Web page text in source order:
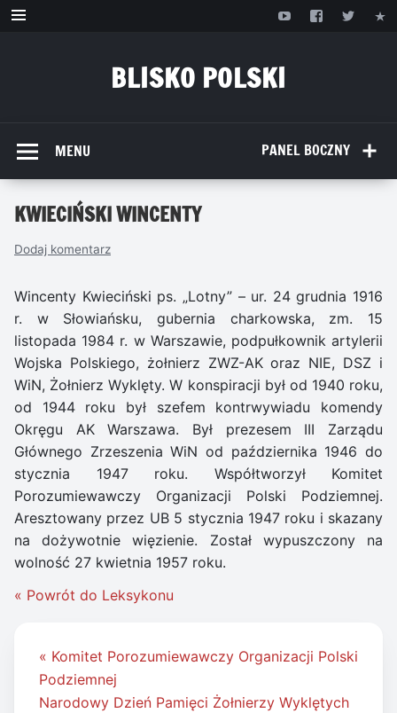
Przejdź
BLISKO POLSKI
PANEL BOCZNY
MENU
KWIECIŃSKI WINCENTY
Dodaj komentarz
Wincenty Kwieciński ps. „Lotny” – ur. 24 grudnia 1916
r. w Słowiańsku, gubernia charkowska, zm. 15
listopada 1984 r. w Warszawie, podpułkownik artylerii
Wojska Polskiego, żołnierz ZWZ-AK oraz NIE, DSZ i
WiN, Żołnierz Wyklęty. W konspiracji był od 1940 roku,
od 1944 roku był szefem kontrwywiadu komendy
Okręgu AK Warszawa. Był prezesem III Zarządu
Głównego Zrzeszenia WiN od października 1946 do
stycznia 1947 roku. Współtworzył Komitet
Porozumiewawczy Organizacji Polski Podziemnej.
Aresztowany przez UB 5 stycznia 1947 roku i skazany
na dożywotnie więzienie. Został wypuszczony na
wolność 27 kwietnia 1957 roku.
« Powrót do Leksykonu
Nawigacja
wpisu
« Komitet Porozumiewawczy Organizacji Polski
Podziemnej
Narodowy Dzień Pamięci Żołnierzy Wyklętych